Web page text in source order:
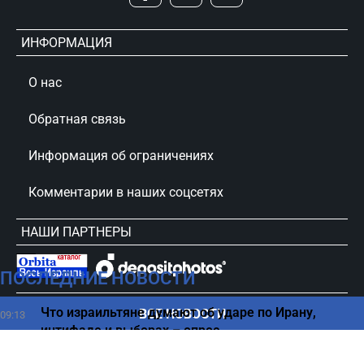
ПОСЛЕДНИЕ НОВОСТИ
09:13
Что израильтяне думают об ударе по Ирану,
интифаде и выборах – опрос
ВСЕ НОВОСТИ
ИНФОРМАЦИЯ
О нас
Обратная связь
Информация об ограничениях
Комментарии в наших соцсетях
НАШИ ПАРТНЕРЫ
сursorinfo.co.il © Все права защищены